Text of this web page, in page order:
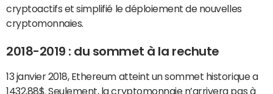
cryptoactifs et simplifié le déploiement de nouvelles
cryptomonnaies.
2018-2019 : du sommet à la rechute
13 janvier 2018, Ethereum atteint un sommet historique a
1432,88$. Seulement, la cryptomonnaie n’arrivera pas à